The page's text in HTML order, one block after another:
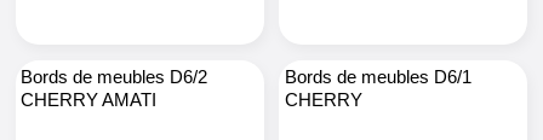
Bords de meubles D6/2
CHERRY AMATI
Bords de meubles D6/1
CHERRY